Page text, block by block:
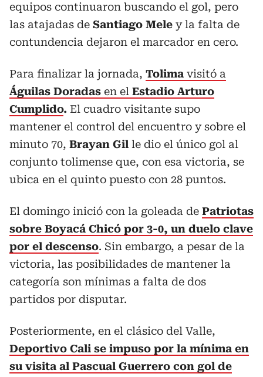
equipos continuaron buscando el gol, pero
las atajadas de Santiago Mele y la falta de
contundencia dejaron el marcador en cero.
Para finalizar la jornada, Tolima visitó a
Águilas Doradas en el Estadio Arturo
Cumplido. El cuadro visitante supo
mantener el control del encuentro y sobre el
minuto 70, Brayan Gil le dio el único gol al
conjunto tolimense que, con esa victoria, se
ubica en el quinto puesto con 28 puntos.
El domingo inició con la goleada de Patriotas
sobre Boyacá Chicó por 3-0, un duelo clave
por el descenso. Sin embargo, a pesar de la
victoria, las posibilidades de mantener la
categoría son mínimas a falta de dos
partidos por disputar.
Posteriormente, en el clásico del Valle,
Deportivo Cali se impuso por la mínima en
su visita al Pascual Guerrero con gol de